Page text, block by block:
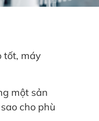
tốt, máy
một sản
cho phù